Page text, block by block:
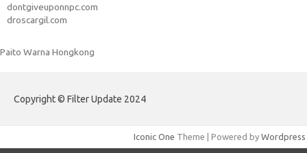
dontgiveuponnpc.com
droscargil.com
Paito Warna Hongkong
Copyright © Filter Update 2024
Iconic One Theme | Powered by Wordpress